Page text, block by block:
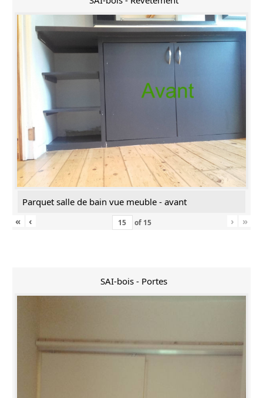
Parquet salle de bain vue meuble - avant
«
‹ of 15 › »
SAI-bois - Portes